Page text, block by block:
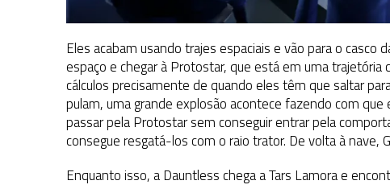
Eles acabam usando trajes espaciais e vão para o casco
espaço e chegar à Protostar, que está em uma trajetória
cálculos precisamente de quando eles têm que saltar
pulam, uma grande explosão acontece fazendo com
passar pela Protostar sem conseguir entrar pela
consegue resgatá-los com o raio trator. De volta à
Enquanto isso, a Dauntless chega a Tars Lamora e